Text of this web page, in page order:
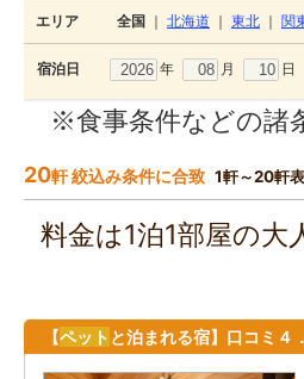
エリア 全国 北海道 東北 関
宿泊日 年 月 日
※食事条件などの諸
20軒 絞込み条件に合致 1軒～20軒
料金は1泊1部屋の大
【ペット と泊まれる宿】口コミ